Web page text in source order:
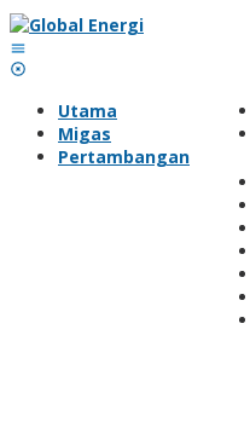
Lewati
ke
konten
Utama
Migas
Pertambangan